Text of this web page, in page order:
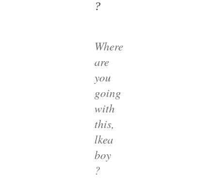
?
Where
are
you
going
with
this,
lkea
boy
?